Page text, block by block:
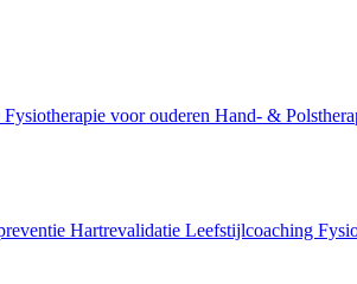
Fysiotherapie voor ouderen Hand- &
Hartrevalidatie Leefstijlcoaching